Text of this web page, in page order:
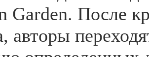
Garden. После
авторы